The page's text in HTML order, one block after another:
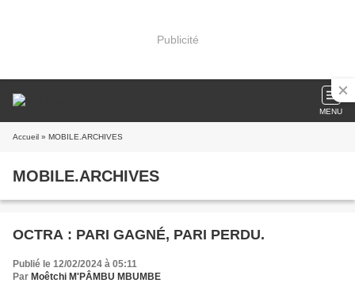
Publicité
MENU
Accueil » MOBILE.ARCHIVES
MOBILE.ARCHIVES
OCTRA : PARI GAGNÉ, PARI PERDU.
Publié le 12/02/2024 à 05:11
Par Moêtchi M'PÂMBU MBUMBE